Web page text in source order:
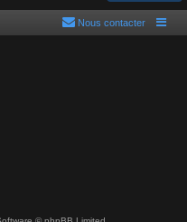
Nous contacter